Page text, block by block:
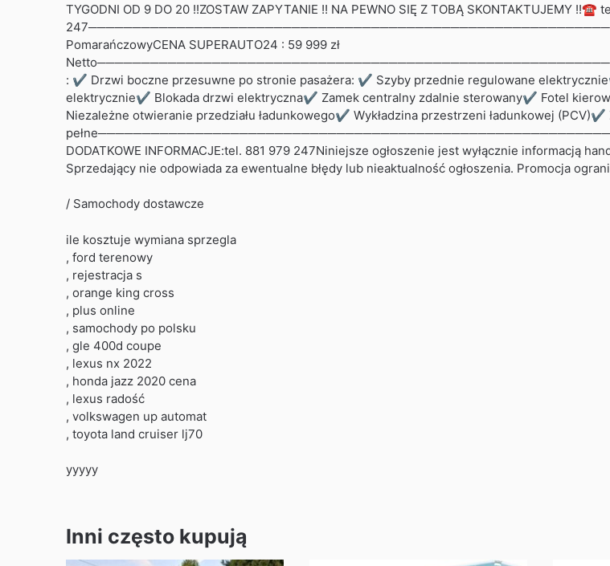
TYGODNI OD 9 DO 20 !!ZOSTAW ZAPYTANIE !! NA PEWNO SIĘ Z TOBĄ SKONTAKTUJEMY !!☎
PomarańczowyCENA SUPERAUTO24 : 59 999 zł
: ✔ Drzwi boczne przesuwne po stronie pasażera: ✔ Szyby przednie regulowane
elektrycznie✔ Blokada drzwi elektryczna✔ Zamek centralny zdalnie sterowany✔ Fotel
Niezależne otwieranie przedziału ładunkowego✔ Wykładzina przestrzeni ładunkowej
DODATKOWE INFORMACJE:tel. 881 979 247Niniejsze ogłoszenie jest wyłącznie informacją
Sprzedający nie odpowiada za ewentualne błędy lub nieaktualność ogłoszenia. Promocja
/ Samochody dostawcze
ile kosztuje wymiana sprzegla
, ford terenowy
, rejestracja s
, orange king cross
, plus online
, samochody po polsku
, gle 400d coupe
, lexus nx 2022
, honda jazz 2020 cena
, lexus radość
, volkswagen up automat
, toyota land cruiser lj70
yyyyy
Inni często kupują